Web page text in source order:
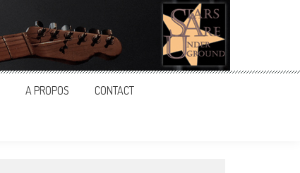
A PROPOS CONTACT